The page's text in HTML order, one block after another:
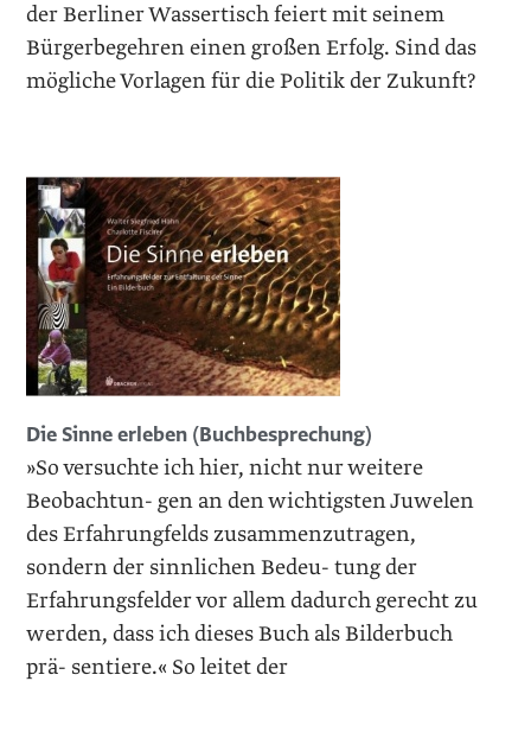
der Berliner Wassertisch feiert mit seinem
Bürgerbegehren einen großen Erfolg. Sind das
mögliche Vorlagen für die Politik der Zukunft?
Die Sinne erleben (Buchbesprechung)
»So versuchte ich hier, nicht nur weitere
Beobachtun- gen an den wichtigsten Juwelen
des Erfahrungfelds zusammenzutragen,
sondern der sinnlichen Bedeu- tung der
Erfahrungsfelder vor allem dadurch gerecht zu
werden, dass ich dieses Buch als Bilderbuch
prä- sentiere.« So leitet der